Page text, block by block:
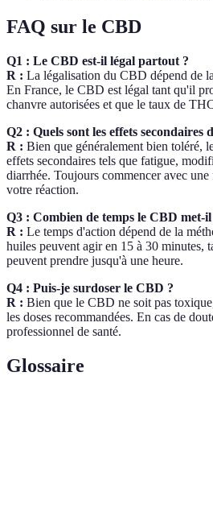
FAQ sur le CBD
Q1 : Le CBD est-il légal partout ?
R : La légalisation du CBD dépend de
En France, le CBD est légal tant qu'il
chanvre autorisées et que le taux de
Q2 : Quels sont les effets secondaires
R : Bien que généralement bien toléré,
effets secondaires tels que fatigue,
diarrhée. Toujours commencer avec
votre réaction.
Q3 : Combien de temps le CBD met-
R : Le temps d'action dépend de la
huiles peuvent agir en 15 à 30 minutes,
peuvent prendre jusqu'à une heure.
Q4 : Puis-je surdoser le CBD ?
R : Bien que le CBD ne soit pas
les doses recommandées. En cas de
professionnel de santé.
Glossaire